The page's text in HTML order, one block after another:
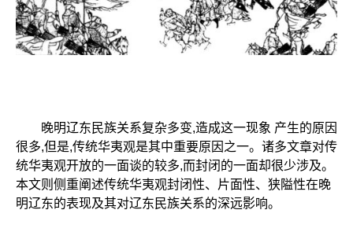
晚明辽东民族关系复杂多变,造成这一现象 产生的原因
很多,但是,传统华夷观是其中重要原因之一。诸多文章对传
统华夷观开放的一面谈的较多,而封闭的一面却很少涉及。
本文则侧重阐述传统华夷观封闭性、片面性、狭隘性在晚
明辽东的表现及其对辽东民族关系的深远影响。